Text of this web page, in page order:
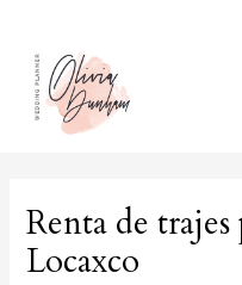
contenido
Renta de trajes
Locaxco